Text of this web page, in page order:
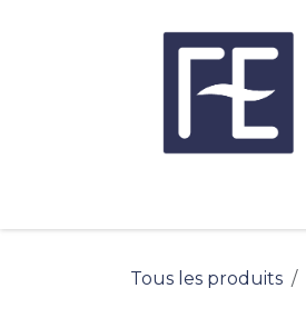
Tous les produits